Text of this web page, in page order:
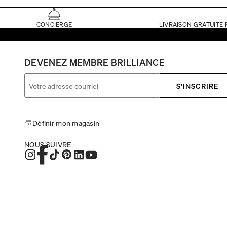
CONCIERGE LIVRAISON GRATUITE
DEVENEZ MEMBRE BRILLIANCE
S'INSCRIRE
Définir mon magasin
NOUS SUIVRE